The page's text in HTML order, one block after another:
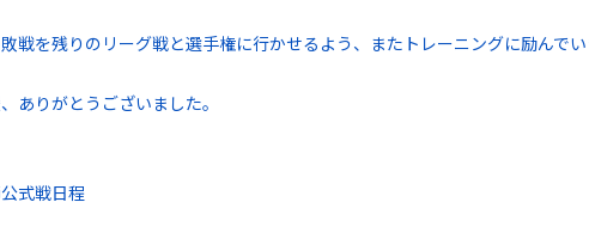
戦を残りのリーグ戦と選手権に行かせるよう、またトレーニングに励んでい
ありがとうございました。
式戦日程